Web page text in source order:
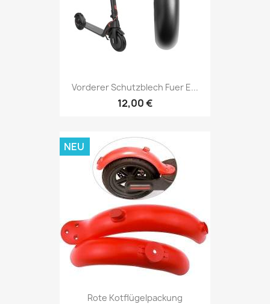
Vorderer Schutzblech Fuer E...
12,00 €
Rote Kotflügelpackung
NEU